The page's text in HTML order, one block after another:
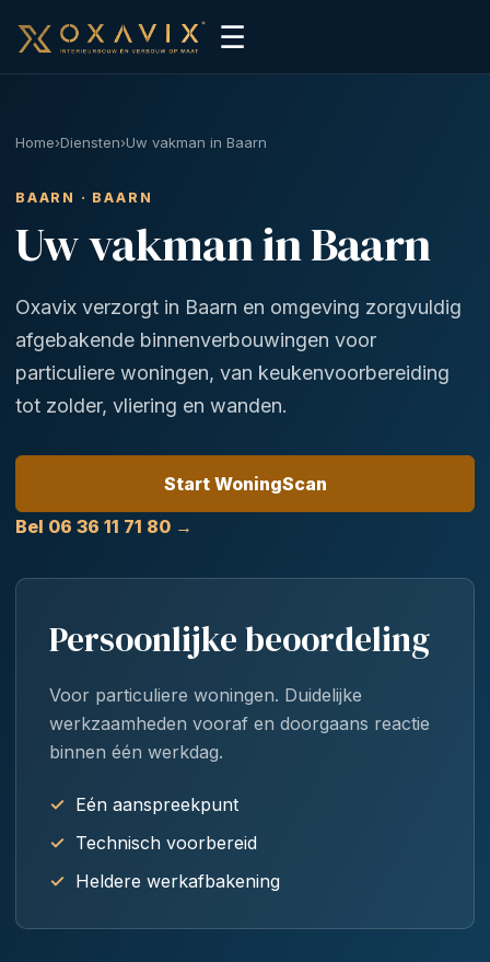
☰
Home›Diensten›Uw vakman in Baarn
BAARN · BAARN
Uw vakman in Baarn
Oxavix verzorgt in Baarn en omgeving zorgvuldig
afgebakende binnenverbouwingen voor
particuliere woningen, van keukenvoorbereiding
tot zolder, vliering en wanden.
Start WoningScan
Bel 06 36 11 71 80 →
Persoonlijke beoordeling
Voor particuliere woningen. Duidelijke
werkzaamheden vooraf en doorgaans reactie
binnen één werkdag.
Eén aanspreekpunt
Technisch voorbereid
Heldere werkafbakening